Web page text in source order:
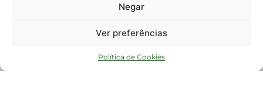
Negar
Ver preferências
Política de Cookies
km 01, Módulo 12A, Edifício Fapesc / Celta, 5° andar